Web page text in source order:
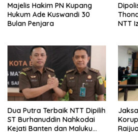
Majelis Hakim PN Kupang
Hukum Ade Kuswandi 30
Bulan Penjara
NTT
Dua Putra Terbaik NTT Dipilih
ST Burhanuddin Nahkodai
Kejati Banten dan Maluku